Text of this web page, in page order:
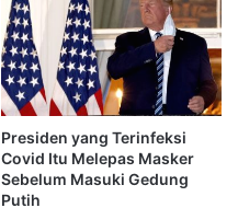
Presiden yang Terinfeksi
Covid Itu Melepas Masker
Sebelum Masuki Gedung
Putih